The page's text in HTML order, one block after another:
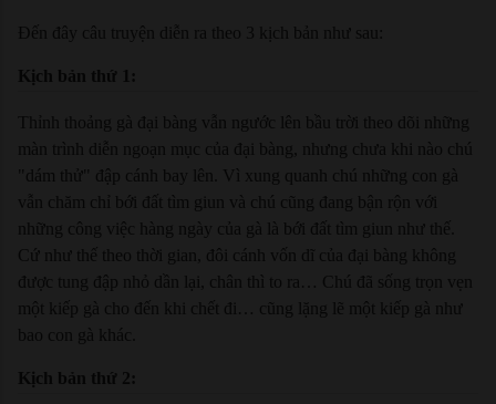
Đến đây câu truyện diễn ra theo 3 kịch bản như sau:
Kịch bản thứ 1:
Thỉnh thoảng gà đại bàng vẫn ngước lên bầu trời theo dõi những
màn trình diễn ngoạn mục của đại bàng, nhưng chưa khi nào chú
"dám thử" đập cánh bay lên. Vì xung quanh chú những con gà
vẫn chăm chỉ bới đất tìm giun và chú cũng đang bận rộn với
những công việc hàng ngày của gà là bới đất tìm giun như thế.
Cứ như thế theo thời gian, đôi cánh vốn dĩ của đại bàng không
được tung đập nhỏ dần lại, chân thì to ra… Chú đã sống trọn vẹn
một kiếp gà cho đến khi chết đi… cũng lặng lẽ một kiếp gà như
bao con gà khác.
Kịch bản thứ 2: